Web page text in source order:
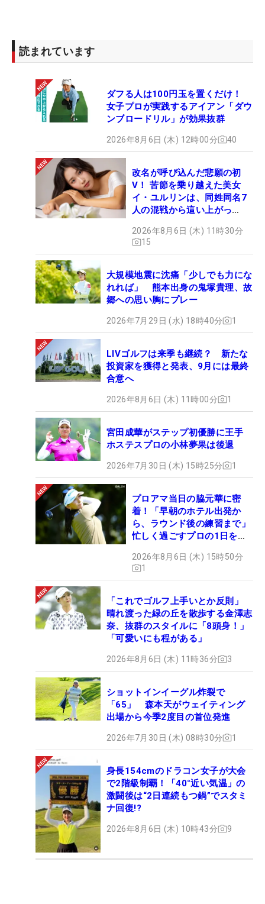
読まれています
ダフる人は100円玉を置くだけ！
女子プロが実践するアイアン「ダウ
ンブロードリル」が効果抜群
2026年8月6日 (木) 12時00分 40
改名が呼び込んだ悲願の初
V！ 苦節を乗り越えた美女
イ・ユルリンは、同姓同名7
人の混戦から這い上がっ
2026年8月6日 (木) 11時30分
15
大規模地震に沈痛「少しでも力にな
れれば」 熊本出身の鬼塚貴理、故
郷への思い胸にプレー
2026年7月29日 (水) 18時40分 1
LIVゴルフは来季も継続？ 新たな
投資家を獲得と発表、9月には最終
合意へ
2026年8月6日 (木) 11時00分 1
宮田成華がステップ初優勝に王手
ホステスプロの小林夢果は後退
2026年7月30日 (木) 15時25分 1
プロアマ当日の脇元華に密
着！「早朝のホテル出発か
ら、ラウンド後の練習まで」
忙しく過ごすプロの1日を公
2026年8月6日 (木) 15時50分
1
「これでゴルフ上手いとか反則」
晴れ渡った緑の丘を散歩する金澤志
奈、抜群のスタイルに「8頭身！」
「可愛いにも程がある」
2026年8月6日 (木) 11時36分 3
ショットインイーグル炸裂で
「65」 森本天がウェイティング
出場から今季2度目の首位発進
2026年7月30日 (木) 08時30分 1
身長154cmのドラコン女子が大会
で2階級制覇！「40°近い気温」の
激闘後は“2日連続もつ鍋”でスタミ
ナ回復!?
2026年8月6日 (木) 10時43分 9